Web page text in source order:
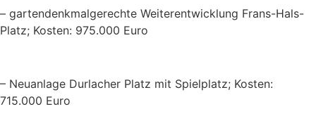
– gartendenkmalgerechte Weiterentwicklung Frans-Hals-
Platz; Kosten: 975.000 Euro
– Neuanlage Durlacher Platz mit Spielplatz; Kosten:
715.000 Euro